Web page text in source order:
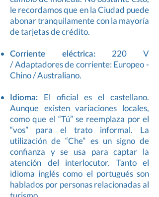
le recordamos que en la Ciudad puede
abonar tranquilamente con la mayoría
de tarjetas de crédito.
​​Corriente eléctrica: 220 V
/ Adaptadores de corriente: Europeo -
Chino / Australiano.
​​Idioma: El oficial es el castellano.
Aunque existen variaciones locales,
como que el “Tú” se reemplaza por el
“vos” para el trato informal. La
utilización de “Che” es un signo de
confianza y se usa para captar la
atención del interlocutor. Tanto el
idioma inglés como el portugués son
hablados por personas relacionadas al